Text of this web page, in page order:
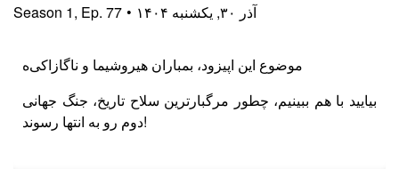
Season 1, Ep. 77 • ۱۴۰۴ آذر ۳۰, یکشنبه
موضوع این اپیزود، بمباران هیروشیما و ناگازاکی‌ه
بیایید با هم ببینیم، چطور مرگبارترین سلاح تاریخ، جنگ جهانی
دوم رو به انتها رسوند!